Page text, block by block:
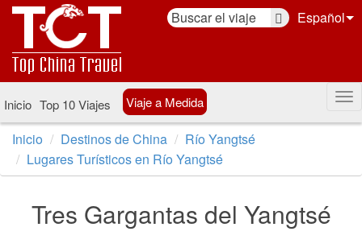
Español
Inicio Top 10 Viajes Viaje a Medida
Inicio Destinos de China
Río Yangtsé
Lugares Turísticos en Río Yangtsé
Tres Gargantas del Yangtsé